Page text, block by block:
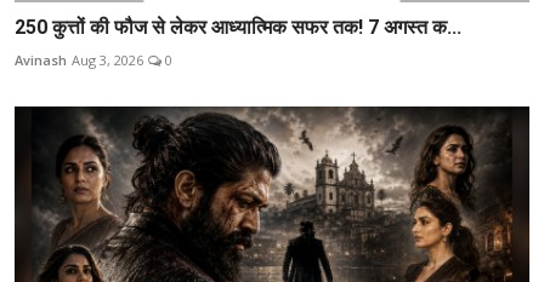
250 कुत्तों की फौज से लेकर आध्यात्मिक सफर तक! 7 अगस्त क...
Avinash Aug 3, 2026 0